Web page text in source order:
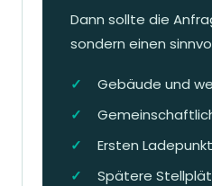
Dann sollte die
sondern einen
Gebäude und
Ersten
Spätere